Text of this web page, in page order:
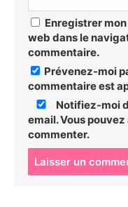
Enregistrer
web dans le
commentaire.
Prévenez-moi
commentaire est
Notifiez-moi
email. Vous pouvez
commenter.